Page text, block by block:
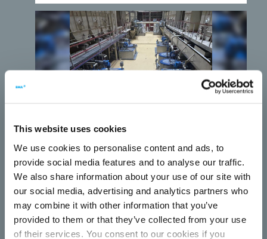
This website uses cookies
We use cookies to personalise content and ads, to
provide social media features and to analyse our traffic.
We also share information about your use of our site with
our social media, advertising and analytics partners who
may combine it with other information that you’ve
provided to them or that they’ve collected from your use
of their services. You consent to our cookies if you
estación de centrífugas
completamente con tecnología de
BMA
Las centrífugas aumentan la capacidad y la
eficiencia energética de la producción de azúcar:
Modernización en Çorum Şeker con nuevas
Leer más